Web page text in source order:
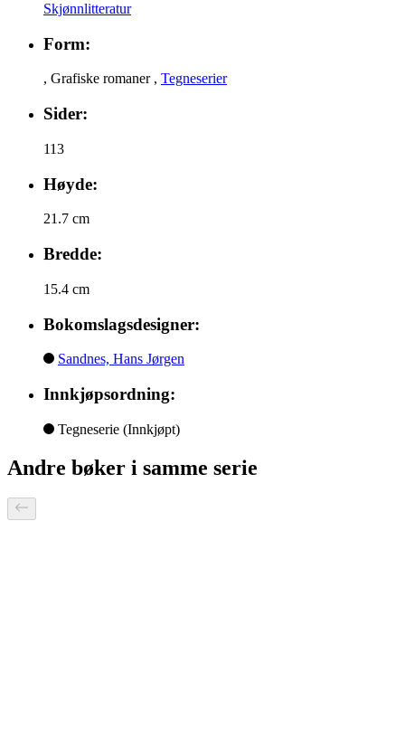
Skjønnlitteratur
Form:
, Grafiske romaner , Tegneserier
Sider:
113
Høyde:
21.7 cm
Bredde:
15.4 cm
Bokomslagsdesigner:
Sandnes, Hans Jørgen
Innkjøpsordning:
Tegneserie (Innkjøpt)
Andre bøker i samme serie